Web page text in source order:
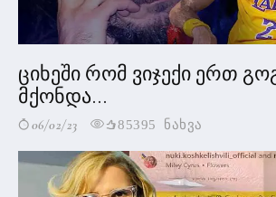
ციხეში რომ ვიჯექი ერთ
მქონდა...
06/02/23 85395 ნახვა